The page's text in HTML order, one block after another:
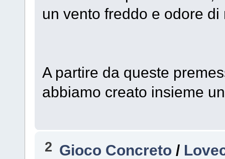
un vento freddo e odore di
A partire da queste
abbiamo creato insieme
2 Gioco Concreto /